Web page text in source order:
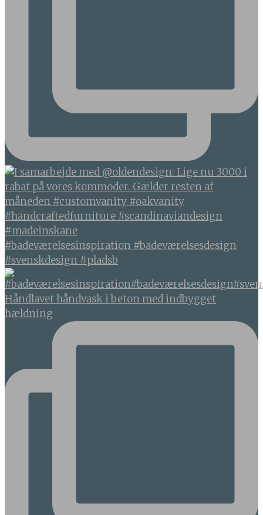
#badeværelsesinspiration #badeværelsesdesign
#svenskdesign #pladsb
Håndlavet håndvask i beton med indbygget
hældning